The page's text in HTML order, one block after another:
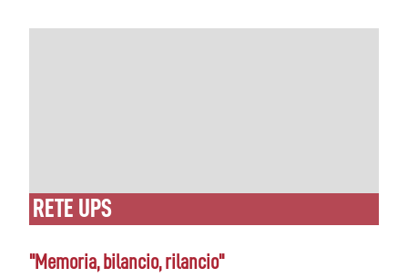
RETE UPS
"Memoria, bilancio, rilancio"